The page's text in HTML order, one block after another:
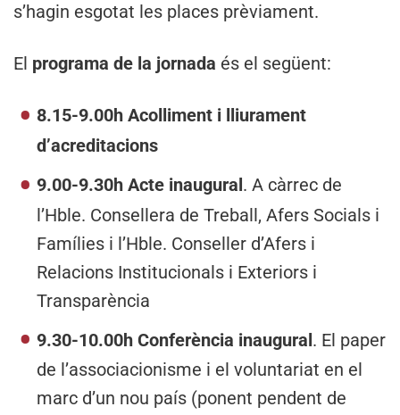
s’hagin esgotat les places prèviament.
El programa de la jornada és el següent:
8.15-9.00h Acolliment i lliurament
d’acreditacions
9.00-9.30h Acte inaugural. A càrrec de
l’Hble. Consellera de Treball, Afers Socials i
Famílies i l’Hble. Conseller d’Afers i
Relacions Institucionals i Exteriors i
Transparència
9.30-10.00h Conferència inaugural. El paper
de l’associacionisme i el voluntariat en el
marc d’un nou país (ponent pendent de